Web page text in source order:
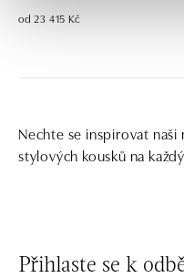
od 23 415 Kč
Nechte se inspirovat
stylových kousků na
Přihlaste se k